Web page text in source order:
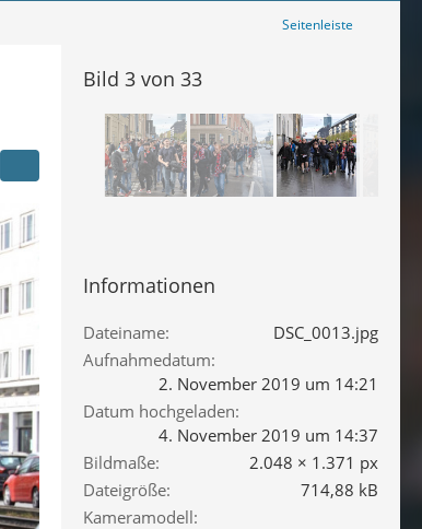
Seitenleiste
Bild 3 von 33
Informationen
Dateiname
DSC_0013.jpg
Aufnahmedatum
2. November 2019 um 14:21
Datum hochgeladen
4. November 2019 um 14:37
Bildmaße
2.048 × 1.371 px
Dateigröße
714,88 kB
Kameramodell